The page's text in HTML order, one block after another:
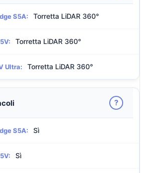
S5A: Torretta LiDAR 360°
Torretta LiDAR 360°
Ultra: Torretta LiDAR 360°
?
S5A: Sì
Sì